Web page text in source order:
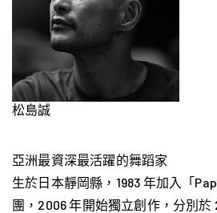
松島誠
亞洲最資深最活躍的舞蹈家
生於日本靜岡縣，1983 年加入「
團，2006 年開始獨立創作，分別於